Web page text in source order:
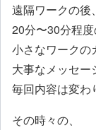
遠隔ワークの後
20分〜30分程度
小さなワークの
大事なメッセー
毎回内容は変わ
その時々の、